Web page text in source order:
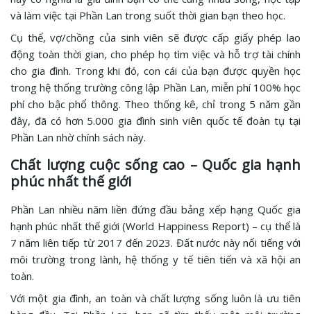
và làm việc tại Phần Lan trong suốt thời gian bạn theo học.
Cụ thể, vợ/chồng của sinh viên sẽ được cấp giấy phép lao
động toàn thời gian, cho phép họ tìm việc và hỗ trợ tài chính
cho gia đình. Trong khi đó, con cái của bạn được quyền học
trong hệ thống trường công lập Phần Lan, miễn phí 100% học
phí cho bậc phổ thông. Theo thống kê, chỉ trong 5 năm gần
đây, đã có hơn 5.000 gia đình sinh viên quốc tế đoàn tụ tại
Phần Lan nhờ chính sách này.
Chất lượng cuộc sống cao – Quốc gia hạnh
phúc nhất thế giới
Phần Lan nhiều năm liền đứng đầu bảng xếp hạng Quốc gia
hạnh phúc nhất thế giới (World Happiness Report) – cụ thể là
7 năm liên tiếp từ 2017 đến 2023. Đất nước này nổi tiếng với
môi trường trong lành, hệ thống y tế tiên tiến và xã hội an
toàn.
Với một gia đình, an toàn và chất lượng sống luôn là ưu tiên